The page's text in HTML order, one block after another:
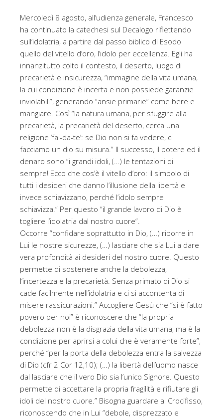
Mercoledì 8 agosto, all’udienza generale, Francesco
ha continuato la catechesi sul Decalogo riflettendo
sull’idolatria, a partire dal passo biblico di Esodo
quello del vitello d’oro, l’idolo per eccellenza. Egli ha
innanzitutto colto il contesto, il deserto, luogo di
precarietà e insicurezza, “immagine della vita umana,
la cui condizione è incerta e non possiede garanzie
inviolabili”, generando “ansie primarie” come bere e
mangiare. Così “la natura umana, per sfuggire alla
precarietà, la precarietà del deserto, cerca una
religione ‘fai-da-te’: se Dio non si fa vedere, ci
facciamo un dio su misura.” Il successo, il potere ed il
denaro sono “i grandi idoli, (…) le tentazioni di
sempre! Ecco che cos’è il vitello d’oro: il simbolo di
tutti i desideri che danno l’illusione della libertà e
invece schiavizzano, perché l’idolo sempre
schiavizza.” Per questo “il grande lavoro di Dio è
togliere l’idolatria dal nostro cuore”.
Occorre “confidare soprattutto in Dio, (…) riporre in
Lui le nostre sicurezze, (…) lasciare che sia Lui a dare
vera profondità ai desideri del nostro cuore. Questo
permette di sostenere anche la debolezza,
l’incertezza e la precarietà. Senza primato di Dio si
cade facilmente nell’idolatria e ci si accontenta di
misere rassicurazioni.” Accogliere Gesù che “si è fatto
povero per noi” è riconoscere che “la propria
debolezza non è la disgrazia della vita umana, ma è la
condizione per aprirsi a colui che è veramente forte”,
perché “per la porta della debolezza entra la salvezza
di Dio (cfr 2 Cor 12,10); (…) la libertà dell’uomo nasce
dal lasciare che il vero Dio sia l’unico Signore. Questo
permette di accettare la propria fragilità e rifiutare gli
idoli del nostro cuore.” Bisogna guardare al Crocifisso,
riconoscendo che in Lui “debole, disprezzato e